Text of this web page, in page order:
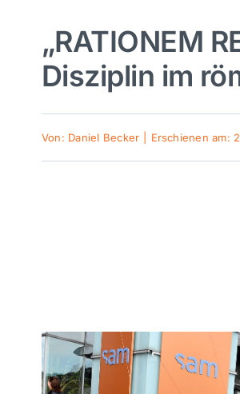
„RATIONEM
Disziplin im
Von: Daniel Becker Erschienen am: